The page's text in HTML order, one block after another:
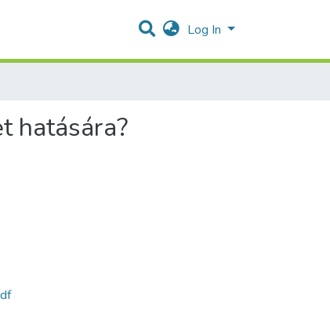
Log In
hatására?